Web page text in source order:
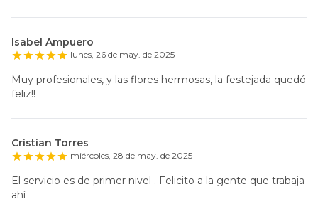
Isabel Ampuero
lunes, 26 de may. de 2025
Muy profesionales, y las flores hermosas, la festejada quedó
feliz!!
Cristian Torres
miércoles, 28 de may. de 2025
El servicio es de primer nivel . Felicito a la gente que trabaja
ahí